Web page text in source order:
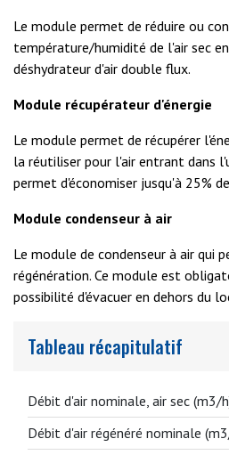
Le module permet de réduire ou
température/humidité de l'air sec
déshydrateur d'air double flux.
Module récupérateur d'énergie
Le module permet de récupérer
la réutiliser pour l'air entrant dans
permet d'économiser jusqu'à 25%
Module condenseur à air
Le module de condenseur à air qui
régénération. Ce module est
possibilité d'évacuer en dehors du
Tableau récapitulatif
Débit d'air nominale, air sec (m3/
Débit d'air régénéré nominale